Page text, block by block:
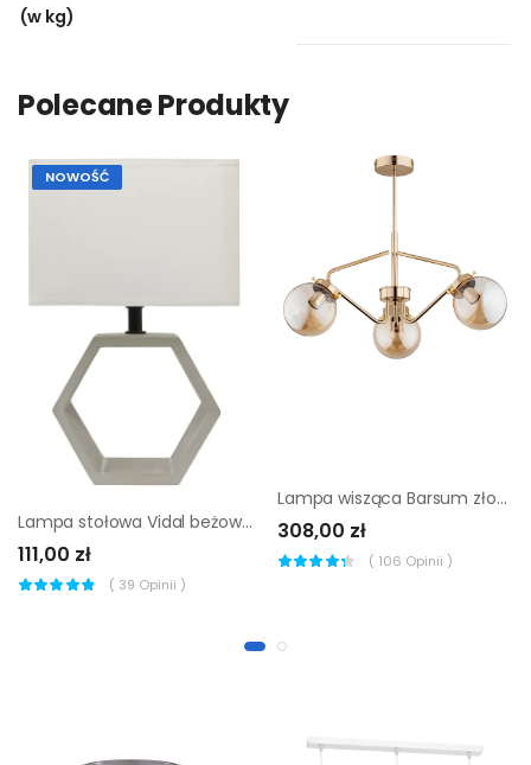
(w kg)
Polecane Produkty
NOWOŚĆ
Lampa stołowa Vidal beżowa E27 Candellux
111,00 zł
( 39 Opinii )
Lampa wisząca Barsum złoty 3 x E14 Alfa
308,00 zł
( 106 Opinii )